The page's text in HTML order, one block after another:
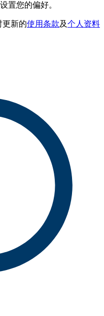
设置您的偏好。
更新的使用条款及个人资料